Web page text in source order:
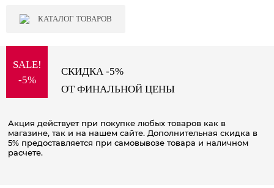
КАТАЛОГ ТОВАРОВ
SALE!
-5%
СКИДКА -5%
ОТ ФИНАЛЬНОЙ ЦЕНЫ
Акция действует при покупке любых товаров как в
магазине, так и на нашем сайте. Дополнительная скидка в
5% предоставляется при самовывозе товара и наличном
расчете.